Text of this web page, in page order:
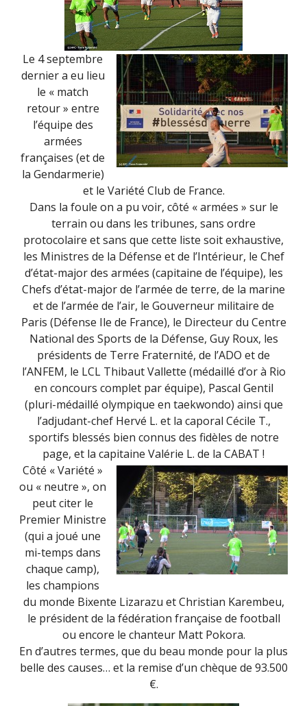
Le 4 septembre
dernier a eu lieu
le « match
retour » entre
l’équipe des
armées
françaises (et de
la Gendarmerie)
et le Variété Club de France.
Dans la foule on a pu voir, côté « armées » sur le
terrain ou dans les tribunes, sans ordre
protocolaire et sans que cette liste soit exhaustive,
les Ministres de la Défense et de l’Intérieur, le Chef
d’état-major des armées (capitaine de l’équipe), les
Chefs d’état-major de l’armée de terre, de la marine
et de l’armée de l’air, le Gouverneur militaire de
Paris (Défense Ile de France), le Directeur du Centre
National des Sports de la Défense, Guy Roux, les
présidents de Terre Fraternité, de l’ADO et de
l’ANFEM, le LCL Thibaut Vallette (médaillé d’or à Rio
en concours complet par équipe), Pascal Gentil
(pluri-médaillé olympique en taekwondo) ainsi que
l’adjudant-chef Hervé L. et la caporal Cécile T.,
sportifs blessés bien connus des fidèles de notre
page, et la capitaine Valérie L. de la CABAT !
Côté « Variété »
ou « neutre », on
peut citer le
Premier Ministre
(qui a joué une
mi-temps dans
chaque camp),
les champions
du monde Bixente Lizarazu et Christian Karembeu,
le président de la fédération française de football
ou encore le chanteur Matt Pokora.
En d’autres termes, que du beau monde pour la plus
belle des causes… et la remise d’un chèque de 93.500
€.